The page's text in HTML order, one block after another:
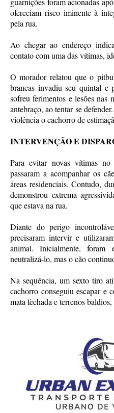
ofereciam risco iminente à
pela rua.
Ao chegar ao endereço
contato com uma das vítimas,
O morador relatou que o
brancas invadiu seu quintal e
sofreu ferimentos e lesões nas
antebraço, ao tentar se
violência o cachorro de
INTERVENÇÃO E
Para evitar novas vítimas
passaram a acompanhar os
áreas residenciais. Contudo,
demonstrou extrema
que estava na rua.
Diante do perigo
precisaram intervir e
animal. Inicialmente, foram
neutralizá-lo, mas o cão
Na sequência, um sexto tiro
cachorro conseguiu escapar e
mata fechada e terrenos